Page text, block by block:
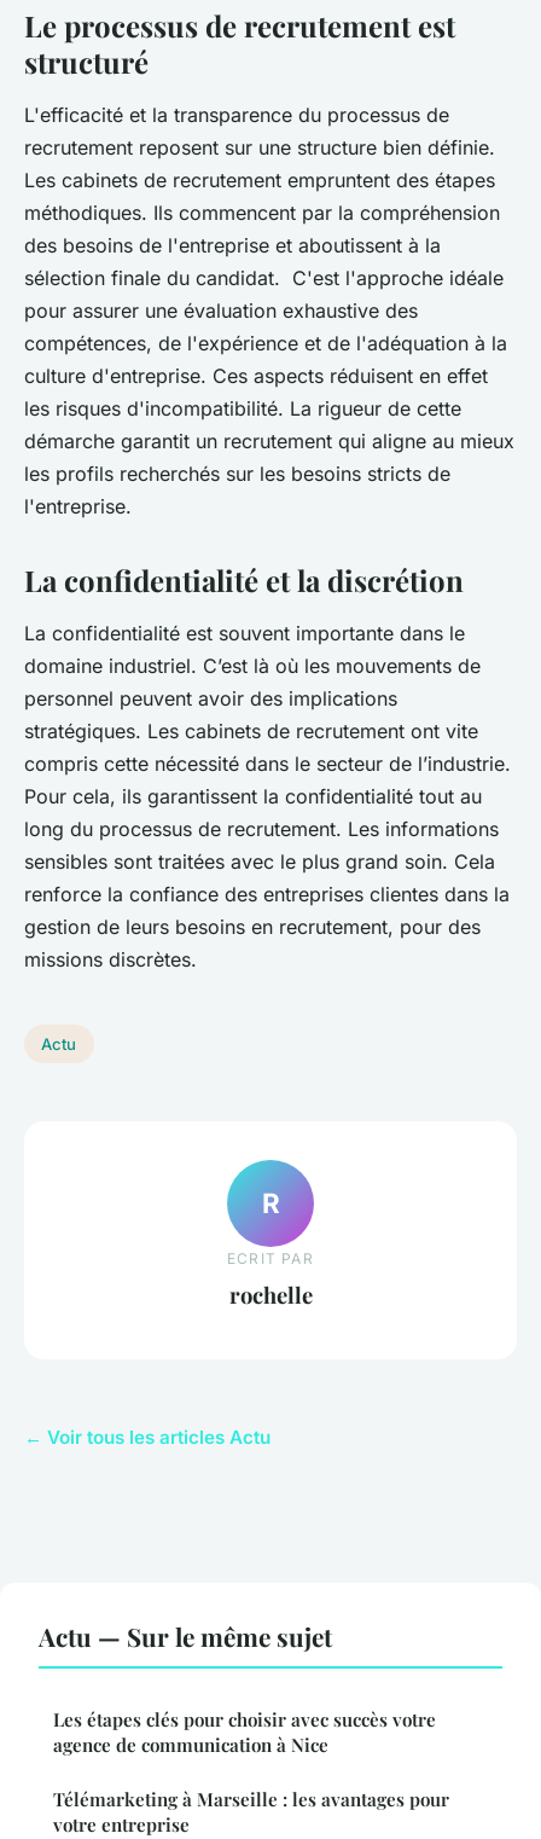
Le processus de recrutement est
structuré
L'efficacité et la transparence du processus de
recrutement reposent sur une structure bien définie.
Les cabinets de recrutement empruntent des étapes
méthodiques. Ils commencent par la compréhension
des besoins de l'entreprise et aboutissent à la
sélection finale du candidat. C'est l'approche idéale
pour assurer une évaluation exhaustive des
compétences, de l'expérience et de l'adéquation à la
culture d'entreprise. Ces aspects réduisent en effet
les risques d'incompatibilité. La rigueur de cette
démarche garantit un recrutement qui aligne au mieux
les profils recherchés sur les besoins stricts de
l'entreprise.
La confidentialité et la discrétion
La confidentialité est souvent importante dans le
domaine industriel. C’est là où les mouvements de
personnel peuvent avoir des implications
stratégiques. Les cabinets de recrutement ont vite
compris cette nécessité dans le secteur de l’industrie.
Pour cela, ils garantissent la confidentialité tout au
long du processus de recrutement. Les informations
sensibles sont traitées avec le plus grand soin. Cela
renforce la confiance des entreprises clientes dans la
gestion de leurs besoins en recrutement, pour des
missions discrètes.
Actu
R
ECRIT PAR
rochelle
← Voir tous les articles Actu
Actu — Sur le même sujet
Les étapes clés pour choisir avec succès votre
agence de communication à Nice
Télémarketing à Marseille : les avantages pour
votre entreprise